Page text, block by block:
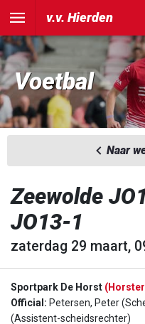
v.v. Hierden
Voetbal
Naar
Zeewolde
JO13-1
zaterdag 29 maart,
Sportpark De Horst
Official: Petersen, Peter
(Assistent-scheidsrechter)